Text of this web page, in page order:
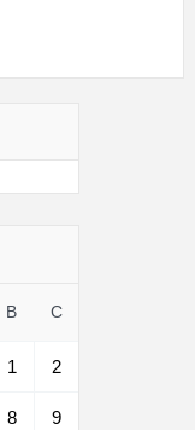
B C
1 2
8 9